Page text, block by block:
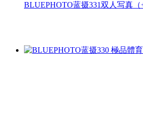
BLUEPHOTO蓝摄331双人写真（